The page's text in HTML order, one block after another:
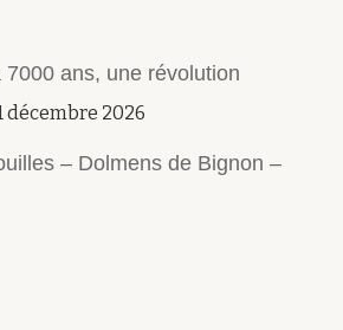
7000 ans, une révolution
décembre 2026
– Dolmens de Bignon –